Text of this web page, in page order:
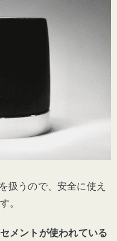
扱うので、安全に使え
。
メントが使われている